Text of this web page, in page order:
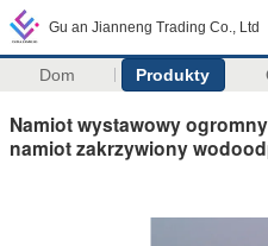
Gu an Jianneng Trading Co., Ltd
Dom Produkty
Namiot wystawowy
namiot zakrzywiony